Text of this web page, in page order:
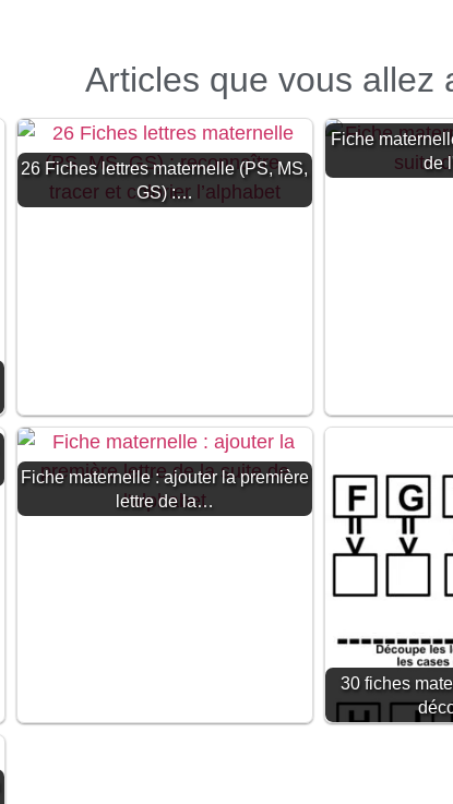
Articles que vous allez
26 Fiches lettres maternelle (PS, MS,
GS) :…
Fiche
de
Fiche maternelle : ajouter la première
lettre de la…
30 fiches